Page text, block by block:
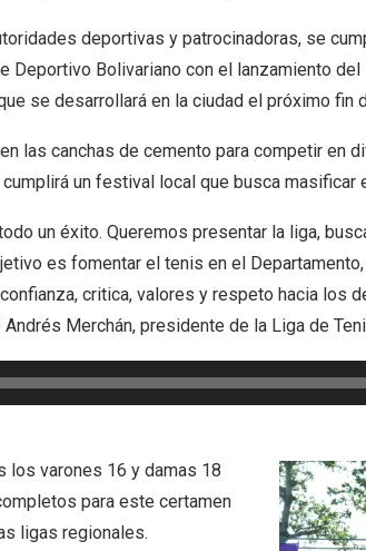
deportivas y patrocinadoras, se
Deportivo Bolivariano con el lanzamiento
se desarrollará en la ciudad el próximo fin
las canchas de cemento para competir en
un festival local que busca masificar
un éxito. Queremos presentar la liga,
es fomentar el tenis en el
critica, valores y respeto hacia los
Merchán, presidente de la Liga de
los varones 16 y damas 18
para este certamen
ligas regionales.